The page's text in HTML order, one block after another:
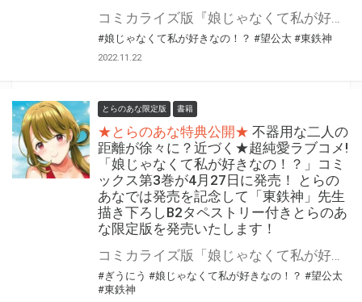
#娘じゃなくて私が好きなの！？ #望公太 #東鉄神
2022.11.22
とらのあな限定版 書籍
★とらのあな特典公開★ 不器用な二人の
距離が徐々に？近づく★超純愛ラブコメ!
「娘じゃなくて私が好きなの！？」コミ
ックス第3巻が4月27日に発売！ とらの
あなでは発売を記念して「東鉄神」先生
描き下ろしB2タペストリー付きとらのあ
な限定版を発売いたします！
#ぎうにう #娘じゃなくて私が好きなの！？ #望公太
#東鉄神